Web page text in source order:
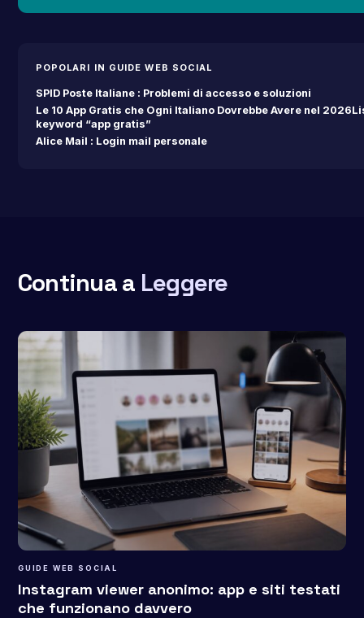
POPOLARI IN GUIDE WEB SOCIAL
SPID Poste Italiane : Problemi di accesso e soluzioni
Le 10 App Gratis che Ogni Italiano Dovrebbe Avere nel
keyword “app gratis”
Alice Mail : Login mail personale
Continua a Leggere
GUIDE WEB SOCIAL
Instagram viewer anonimo: app e siti testati
che funzionano davvero